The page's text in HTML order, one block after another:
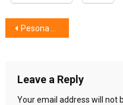
Post
Pesona Kuliner Jajanan Bango, Di Mandalika 2022
Leave a Reply
Your email address will not